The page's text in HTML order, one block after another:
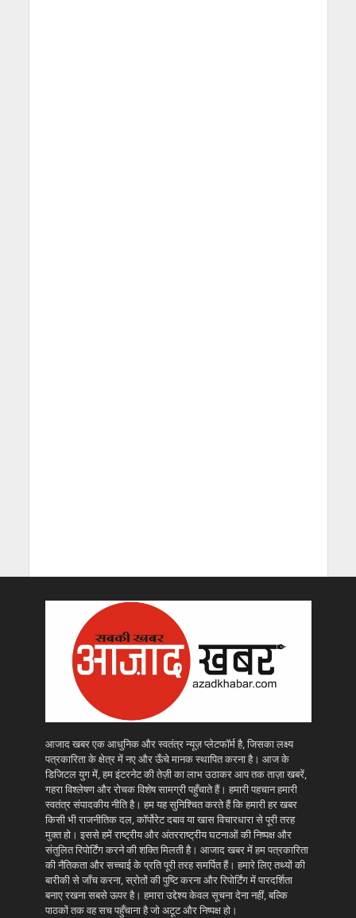
आजाद खबर एक आधुनिक और स्वतंत्र न्यूज़ प्लेटफॉर्म है, जिसका लक्ष्य
पत्रकारिता के क्षेत्र में नए और ऊँचे मानक स्थापित करना है। आज के
डिजिटल युग में, हम इंटरनेट की तेज़ी का लाभ उठाकर आप तक ताज़ा खबरें,
गहरा विश्लेषण और रोचक विशेष सामग्री पहुँचाते हैं। हमारी पहचान हमारी
स्वतंत्र संपादकीय नीति है। हम यह सुनिश्चित करते हैं कि हमारी हर खबर
किसी भी राजनीतिक दल, कॉर्पोरेट दबाव या खास विचारधारा से पूरी तरह
मुक्त हो। इससे हमें राष्ट्रीय और अंतरराष्ट्रीय घटनाओं की निष्पक्ष और
संतुलित रिपोर्टिंग करने की शक्ति मिलती है। आजाद खबर में हम पत्रकारिता
की नैतिकता और सच्चाई के प्रति पूरी तरह समर्पित हैं। हमारे लिए तथ्यों की
बारीकी से जाँच करना, स्रोतों की पुष्टि करना और रिपोर्टिंग में पारदर्शिता
बनाए रखना सबसे ऊपर है। हमारा उद्देश्य केवल सूचना देना नहीं, बल्कि
पाठकों तक वह सच पहुँचाना है जो अटूट और निष्पक्ष हो।